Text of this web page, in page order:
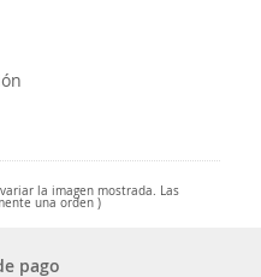
la imagen mostrada. Las
una orden )
pago